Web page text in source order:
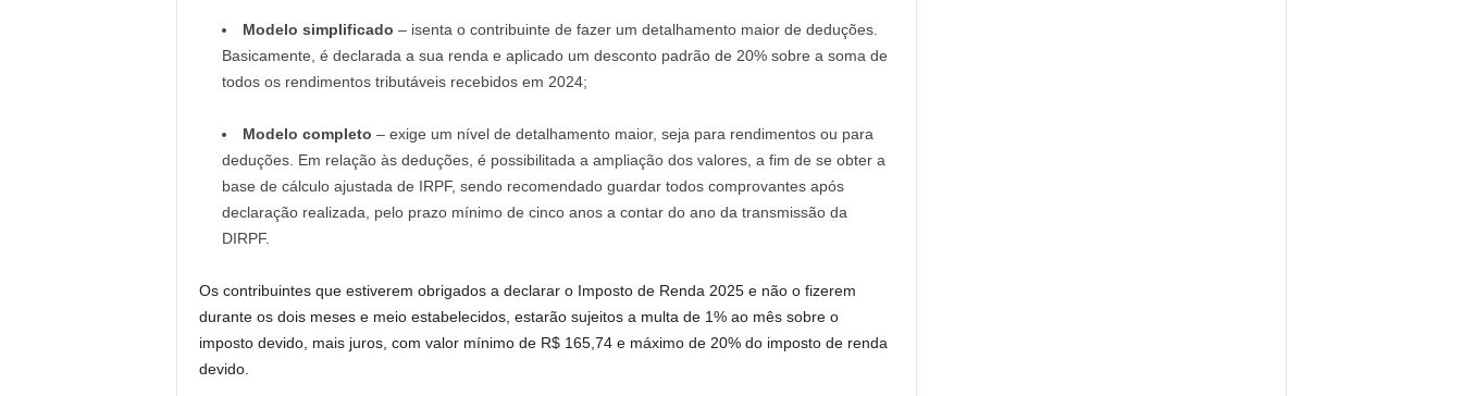
Modelo simplificado – isenta o contribuinte de fazer um detalhamento maior de deduções.
Basicamente, é declarada a sua renda e aplicado um desconto padrão de 20% sobre a soma de
todos os rendimentos tributáveis recebidos em 2024;
Modelo completo – exige um nível de detalhamento maior, seja para rendimentos ou para
deduções. Em relação às deduções, é possibilitada a ampliação dos valores, a fim de se obter a
base de cálculo ajustada de IRPF, sendo recomendado guardar todos comprovantes após
declaração realizada, pelo prazo mínimo de cinco anos a contar do ano da transmissão da
DIRPF.
Os contribuintes que estiverem obrigados a declarar o Imposto de Renda 2025 e não o fizerem
durante os dois meses e meio estabelecidos, estarão sujeitos a multa de 1% ao mês sobre o
imposto devido, mais juros, com valor mínimo de R$ 165,74 e máximo de 20% do imposto de renda
devido.